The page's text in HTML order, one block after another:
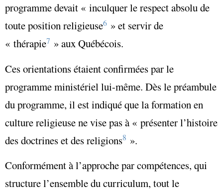
programme devait « inculquer le respect absolu de
toute position religieuse6 »et servir de
« thérapie7 »aux Québécois.
Ces orientations étaient confirmées par le
programme ministériel lui-même. Dès le préambule
du programme, il est indiqué que la formation en
culture religieuse ne vise pas à« présenter l’histoire
des doctrines et desreligions8 ».
Conformément à l’approche par compétences, qui
structure l’ensemble du curriculum, tout le